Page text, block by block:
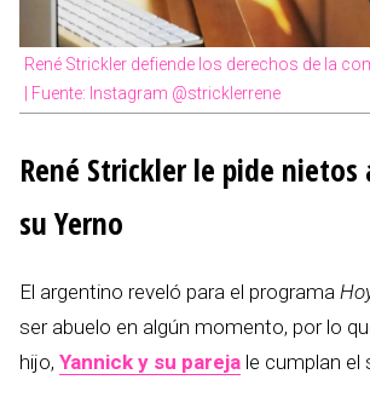
René Strickler defiende los derechos de la
| Fuente: Instagram @stricklerrene
René Strickler le pide nietos
su Yerno
El argentino reveló para el programa
ser abuelo en algún momento, por lo
hijo, Yannick y su pareja le cumplan el